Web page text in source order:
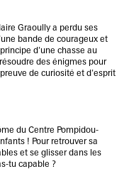
Graoully a perdu ses
bande de courageux et
d'une chasse au
des énigmes pour
de curiosité et d'esprit
du Centre Pompidou-
! Pour retrouver sa
et se glisser dans les
tu capable ?